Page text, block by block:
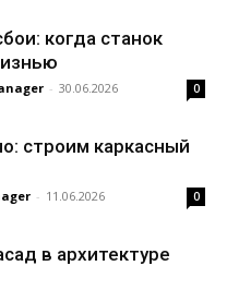
когда станок
- 30.06.2026 0
строим каркасный
- 11.06.2026 0
в архитектуре